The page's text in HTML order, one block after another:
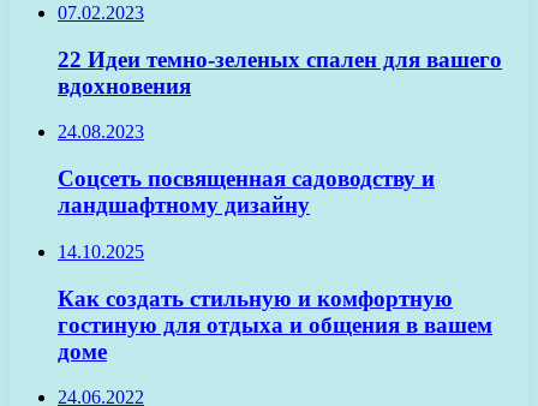
07.02.2023
22 Идеи темно-зеленых спален для вашего
вдохновения
24.08.2023
Соцсеть посвященная садоводству и
ландшафтному дизайну
14.10.2025
Как создать стильную и комфортную
гостиную для отдыха и общения в вашем
доме
24.06.2022